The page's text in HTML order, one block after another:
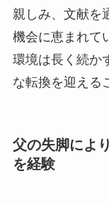
親しみ、文献を
機会に恵まれて
環境は長く続か
な転換を迎える
父の失脚によ
を経験